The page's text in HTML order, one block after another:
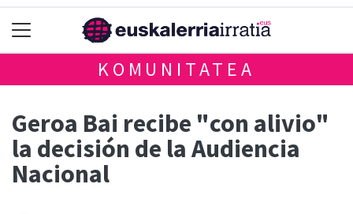
KOMUNITATEA
Geroa Bai recibe "con alivio"
la decisión de la Audiencia
Nacional